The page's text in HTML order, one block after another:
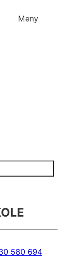
Meny
580 694